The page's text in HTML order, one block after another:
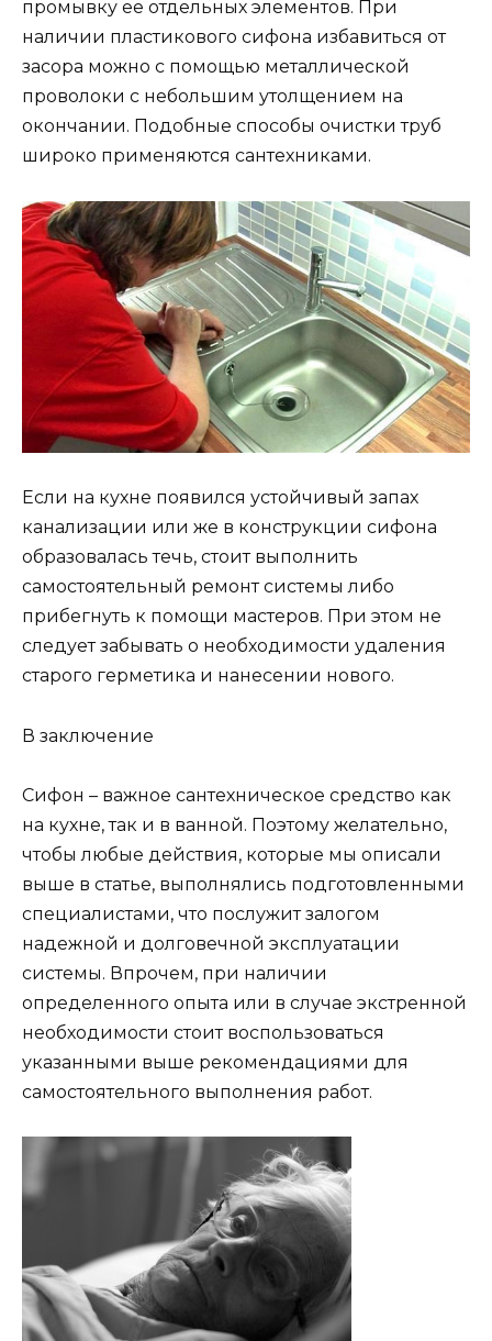
промывку ее отдельных элементов. При
наличии пластикового сифона избавиться от
засора можно с помощью металлической
проволоки с небольшим утолщением на
окончании. Подобные способы очистки труб
широко применяются сантехниками.
Если на кухне появился устойчивый запах
канализации или же в конструкции сифона
образовалась течь, стоит выполнить
самостоятельный ремонт системы либо
прибегнуть к помощи мастеров. При этом не
следует забывать о необходимости удаления
старого герметика и нанесении нового.
В заключение
Сифон – важное сантехническое средство как
на кухне, так и в ванной. Поэтому желательно,
чтобы любые действия, которые мы описали
выше в статье, выполнялись подготовленными
специалистами, что послужит залогом
надежной и долговечной эксплуатации
системы. Впрочем, при наличии
определенного опыта или в случае экстренной
необходимости стоит воспользоваться
указанными выше рекомендациями для
самостоятельного выполнения работ.